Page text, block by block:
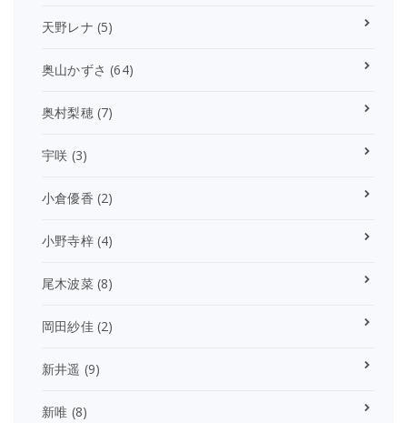
天野レナ (5)
奥山かずさ (64)
奥村梨穂(7)
宇咲 (3)
小倉優香 (2)
小野寺梓(4)
尾木波菜(8)
岡田紗佳(2)
新井遥 (9)
新唯 (8)